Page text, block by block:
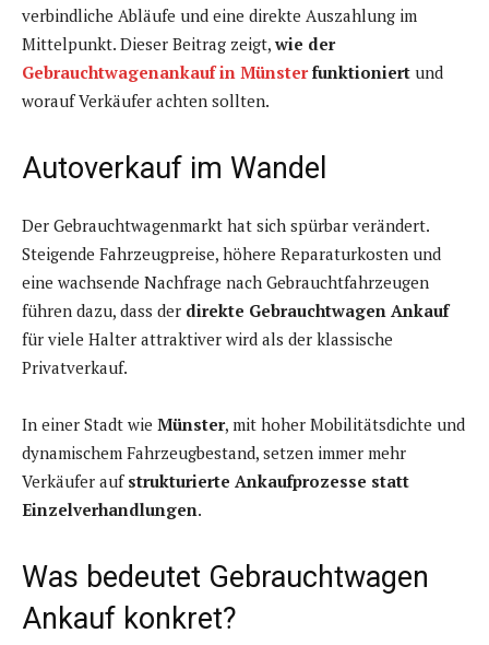
verbindliche Abläufe und eine direkte Auszahlung im
Mittelpunkt. Dieser Beitrag zeigt, wie der
Gebrauchtwagenankauf in Münsterfunktioniert und
worauf Verkäufer achten sollten.
Autoverkauf im Wandel
Der Gebrauchtwagenmarkt hat sich spürbar verändert.
Steigende Fahrzeugpreise, höhere Reparaturkosten und
eine wachsende Nachfrage nach Gebrauchtfahrzeugen
führen dazu, dass der direkte Gebrauchtwagen Ankauf
für viele Halter attraktiver wird als der klassische
Privatverkauf.
In einer Stadt wie Münster, mit hoher Mobilitätsdichte und
dynamischem Fahrzeugbestand, setzen immer mehr
Verkäufer auf strukturierte Ankaufprozesse statt
Einzelverhandlungen.
Was bedeutet Gebrauchtwagen
Ankauf konkret?